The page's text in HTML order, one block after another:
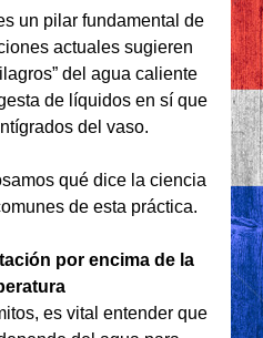
un pilar fundamental de
actuales sugieren
del agua caliente
de líquidos en sí que
del vaso.
qué dice la ciencia
de esta práctica.
por encima de la
es vital entender que